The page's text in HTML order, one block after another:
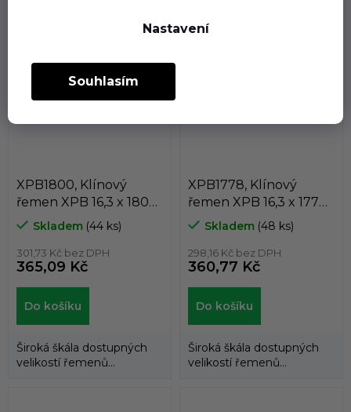
Nastavení
Souhlasím
DUNLOP™...
umožňuje použití
XPB1800, Klínový
řemen XPB 16,3 x 1800
Lw, 1822 La, Dunlop
White Flash
Skladem (44 ks)
301,73 Kč bez DPH
365,09 Kč
Do košíku
Široká škála dostupných
velikostí řemenů
XPB1778, Klínový
řemen XPB 16,3 x 1778
Lw, 1800 La, Dunlop
White Flash
Skladem (48 ks)
298,16 Kč bez DPH
360,77 Kč
Do košíku
Široká škála dostupných
velikostí řemenů